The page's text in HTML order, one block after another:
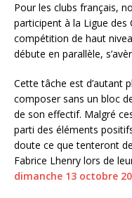
Pour les clubs français,
participent à la Ligue des
compétition de haut
débute en parallèle,
Cette tâche est d’autant
composer sans un bloc
de son effectif. Malgré
parti des éléments
doute ce que tenteront
Fabrice Lhenry lors de
dimanche 13 octobre